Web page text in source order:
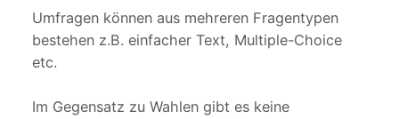
Umfragen können aus mehreren Fragentypen
bestehen z.B. einfacher Text, Multiple-Choice
etc.
Im Gegensatz zu Wahlen gibt es keine